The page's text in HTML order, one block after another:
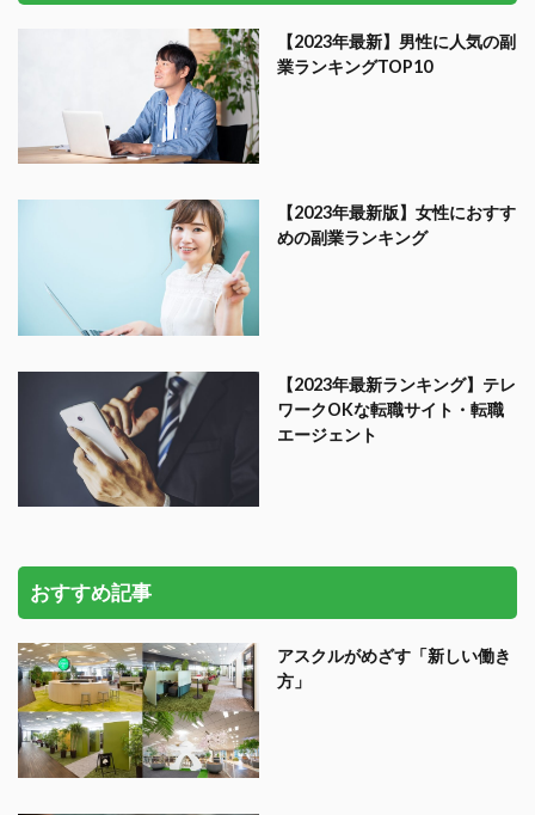
【2023年最新】男性に人気の副
業ランキングTOP10
【2023年最新版】女性におすす
めの副業ランキング
【2023年最新ランキング】テレ
ワークOKな転職サイト・転職
エージェント
おすすめ記事
アスクルがめざす「新しい働き
方」